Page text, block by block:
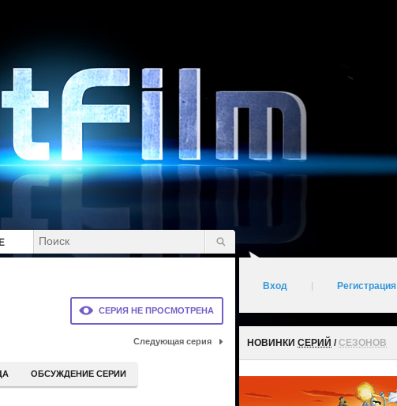
СЕРИЯ НЕ ПРОСМОТРЕНА
Следующая серия
ОБСУЖДЕНИЕ СЕРИИ
Вход Регистрация
НОВИНКИ СЕРИЙ /СЕЗОНОВ